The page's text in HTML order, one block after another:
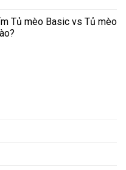
Tủ mèo Basic vs Tủ mèo